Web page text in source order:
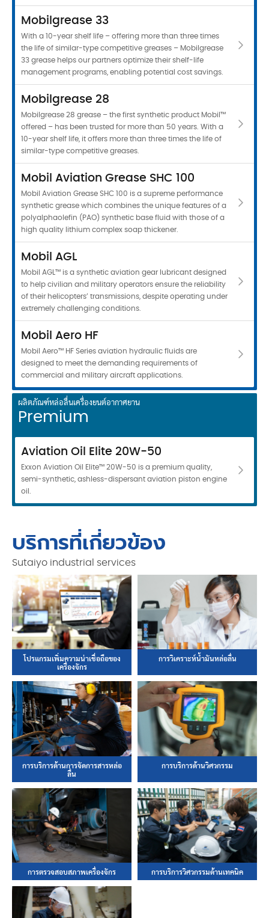
Mobilgrease 33
With a 10-year shelf life – offering more than three times
the life of similar-type competitive greases – Mobilgrease
33 grease helps our partners optimize their shelf-life
management programs, enabling potential cost savings.
Mobilgrease 28
Mobilgrease 28 grease – the first synthetic product Mobil™
offered – has been trusted for more than 50 years. With a
10-year shelf life, it offers more than three times the life of
similar-type competitive greases.
Mobil Aviation Grease SHC 100
Mobil Aviation Grease SHC 100 is a supreme performance
synthetic grease which combines the unique features of a
polyalphaolefin (PAO) synthetic base fluid with those of a
high quality lithium complex soap thickener.
Mobil AGL
Mobil AGL™ is a synthetic aviation gear lubricant designed
to help civilian and military operators ensure the reliability
of their helicopters’ transmissions, despite operating under
extremely challenging conditions.
Mobil Aero HF
Mobil Aero™ HF Series aviation hydraulic fluids are
designed to meet the demanding requirements of
commercial and military aircraft applications.
ผลิตภัณฑ์หล่อลื่นเครื่องยนต์อากาศยาน
Premium
Aviation Oil Elite 20W-50
Exxon Aviation Oil Elite™ 20W-50 is a premium quality,
semi-synthetic, ashless-dispersant aviation piston engine
oil.
บริการที่เกี่ยวข้อง
Sutaiyo industrial services
โปรแกรมเพิ่มความน่าเชื่อถือของ
เครื่องจักร
การวิเคราะห์น้ำมันหล่อลื่น
การบริการด้านการจัดการสารหล่อ
ลื่น
การบริการด้านวิศวกรรม
การตรวจสอบสภาพเครื่องจักร การบริการวิศวกรรมด้านเทคนิค